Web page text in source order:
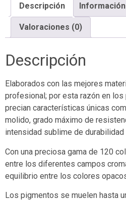
Descripción
Valoraciones (0)
Descripción
Elaborados con las mejores
profesional; por esta razón en los
precian características únicas
molido, grado máximo de
intensidad sublime de durabilidad
Con una preciosa gama de 120
entre los diferentes campos
equilibrio entre los colores
Los pigmentos se muelen hasta